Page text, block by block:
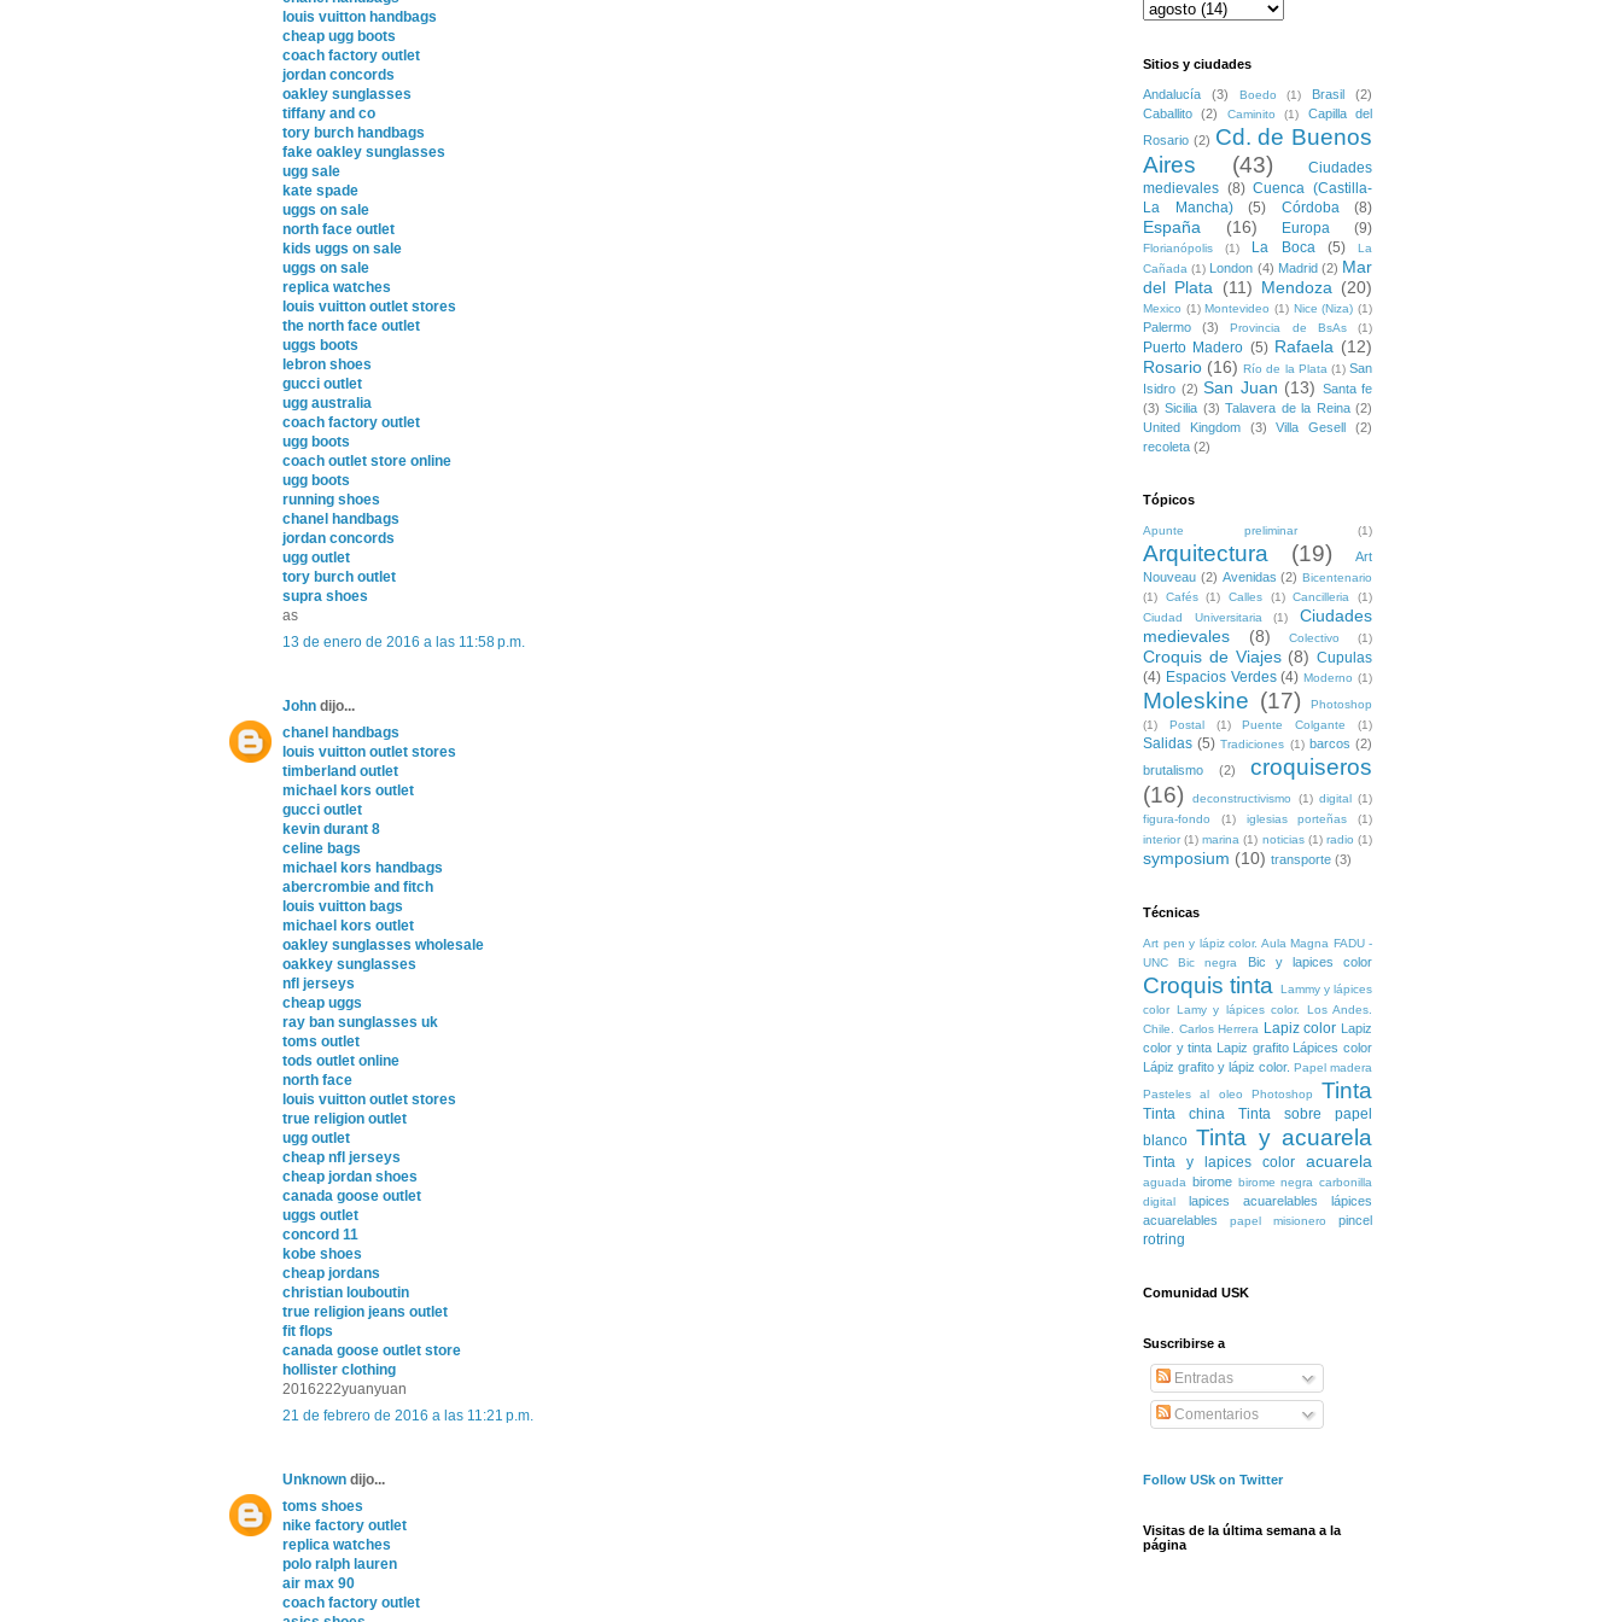
louis vuitton handbags
cheap ugg boots
coach factory outlet
jordan concords
oakley sunglasses
tiffany and co
tory burch handbags
fake oakley sunglasses
ugg sale
kate spade
uggs on sale
north face outlet
kids uggs on sale
uggs on sale
replica watches
louis vuitton outlet stores
the north face outlet
uggs boots
lebron shoes
gucci outlet
ugg australia
coach factory outlet
ugg boots
coach outlet store online
ugg boots
running shoes
chanel handbags
jordan concords
ugg outlet
tory burch outlet
supra shoes
as
13 de enero de 2016 a las 11:58 p.m.
John dijo...
chanel handbags
louis vuitton outlet stores
timberland outlet
michael kors outlet
gucci outlet
kevin durant 8
celine bags
michael kors handbags
abercrombie and fitch
louis vuitton bags
michael kors outlet
oakley sunglasses wholesale
oakkey sunglasses
nfl jerseys
cheap uggs
ray ban sunglasses uk
toms outlet
tods outlet online
north face
louis vuitton outlet stores
true religion outlet
ugg outlet
cheap nfl jerseys
cheap jordan shoes
canada goose outlet
uggs outlet
concord 11
kobe shoes
cheap jordans
christian louboutin
true religion jeans outlet
fit flops
canada goose outlet store
hollister clothing
2016222yuanyuan
21 de febrero de 2016 a las 11:21 p.m.
Unknown dijo...
toms shoes
nike factory outlet
replica watches
polo ralph lauren
air max 90
coach factory outlet
Sitios y ciudades
Andalucía (3) Boedo (1) Brasil
(2)
Caballito
(2) Caminito (1)
Capilla del
Rosario (2) Cd. de Buenos
Aires
(43)
Ciudades
medievales (8) Cuenca (Castilla-
La Mancha)
(5) Córdoba (8)
España (16) Europa (9)
Florianópolis (1) La Boca (5)
La
Cañada (1) London (4) Madrid (2) Mar
del Plata (11) Mendoza (20)
Mexico (1) Montevideo (1) Nice (Niza) (1)
Palermo (3) Provincia de BsAs (1)
Puerto Madero (5) Rafaela (12)
Rosario (16) Río de la Plata (1) San
Isidro (2) San Juan (13) Santa fe
(3) Sicilia (3) Talavera de la Reina (2)
United Kingdom
(3) Villa Gesell
(2)
recoleta (2)
Tópicos
Apunte preliminar (1)
Arquitectura (19)
Art
Nouveau (2) Avenidas (2) Bicentenario
(1)
Cafés (1) Calles (1) Cancilleria
(1)
Ciudad Universitaria
(1)
Ciudades
medievales
(8) Colectivo (1)
Croquis de Viajes (8) Cupulas
(4) Espacios Verdes (4) Moderno (1)
Moleskine (17)
Photoshop
(1)
Postal (1) Puente Colgante (1)
Salidas (5) Tradiciones (1) barcos (2)
brutalismo
(2)
croquiseros
(16)
deconstructivismo (1) digital
(1)
figura-fondo
(1) iglesias porteñas
(1)
interior (1) marina (1) noticias (1) radio (1)
symposium (10) transporte (3)
Técnicas
Art pen y lápiz color. Aula Magna FADU -
UNC
Bic negra Bic y lapices color
Croquis tinta
Lammy y lápices
color
Lamy y lápices color. Los Andes.
Chile. Carlos Herrera Lapiz color
Lapiz
color y tinta
Lapiz grafito
Lápices color
Lápiz grafito y lápiz color. Papel madera
Pasteles al oleo
Photoshop Tinta
Tinta china
Tinta sobre papel
blanco Tinta y acuarela
Tinta y lapices color acuarela
aguada birome birome negra carbonilla
digital
lapices acuarelables
lápices
acuarelables
papel misionero pincel
rotring
Comunidad USK
Suscribirse a
Entradas
Comentarios
Follow USk on Twitter
Visitas de la última semana a la
página